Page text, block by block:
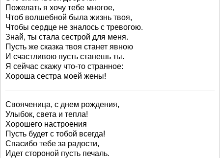
Пожелать я хочу тебе многое,
Чтоб волшебной была жизнь твоя,
Чтобы сердце не зналось с тревогою.
Знай, ты стала сестрой для меня.
Пусть же сказка твоя станет явною
И счастливою пусть станешь ты.
Я сейчас скажу что-то странное:
Хороша сестра моей жены!
Свояченица, с днем рождения,
Улыбок, света и тепла!
Хорошего настроения
Пусть будет с тобой всегда!
Спасибо тебе за радости,
Идет стороной пусть печаль.